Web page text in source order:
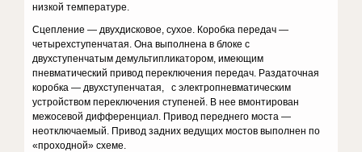
низкой температуре.
Сцепление — двухдисковое, сухое. Коробка передач —
четырехступенчатая. Она выполнена в блоке с
двухступенчатым демультипликатором, имеющим
пневматический привод переключения передач. Раздаточная
коробка — двухступенчатая, с электропневматическим
устройством переключения ступеней. В нее вмонтирован
межосевой дифференциал. Привод переднего моста —
неотключаемый. Привод задних ведущих мостов выполнен по
«проходной» схеме.